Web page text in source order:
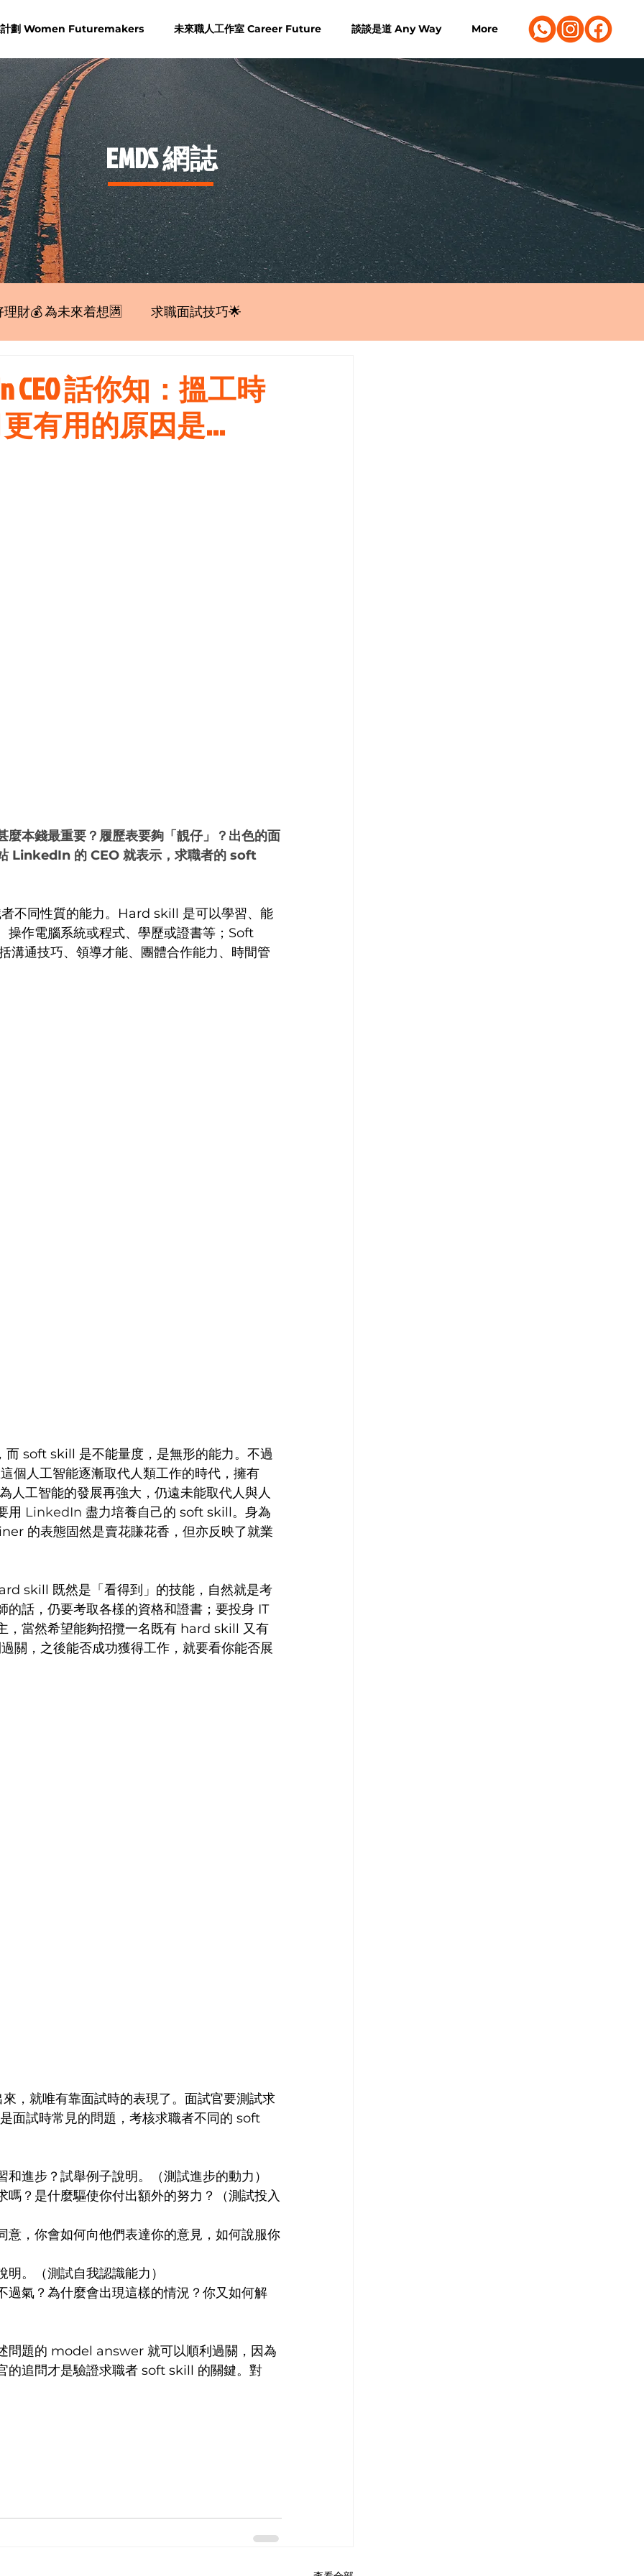
計劃 Women Futuremakers 未來職人工作室 Career Future 談談是道 Any Way More
​EMDS 網誌
理財💰 為未來着想🈵 求職面試技巧🌟
CEO 話你知：搵工時
更有用的原因是...
本錢最重要？履歷表要夠「靚仔」？出色的面
LinkedIn 的 CEO 就表示，求職者的 soft
不同性質的能力。Hard skill 是可以學習、能
操作電腦系統或程式、學歷或證書等；Soft
溝通技巧、領導才能、團體合作能力、時間管
soft skill 是不能量度，是無形的能力。不過
個人工智能逐漸取代人類工作的時代，擁有
工智能的發展再強大，仍遠未能取代人與人
用 LinkedIn 盡力培養自己的 soft skill。身為
的表態固然是賣花賺花香，但亦反映了就業
skill 既然是「看得到」的技能，自然就是考
話，仍要考取各樣的資格和證書；要投身 IT
，當然希望能夠招攬一名既有 hard skill 又有
，之後能否成功獲得工作，就要看你能否展
，就唯有靠面試時的表現了。面試官要測試求
面試時常見的問題，考核求職者不同的 soft
進步？試舉例子說明。（測試進步的動力）
？是什麼驅使你付出額外的努力？（測試投入
意，你會如何向他們表達你的意見，如何說服你
。（測試自我認識能力）
過氣？為什麼會出現這樣的情況？你又如何解
問題的 model answer 就可以順利過關，因為
的追問才是驗證求職者 soft skill 的關鍵。對